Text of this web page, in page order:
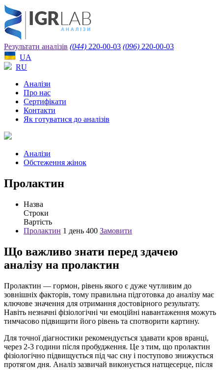
Результати аналізів (044) 220-00-03 (096) 220-00-03
UA
RU
Аналізи
Про нас
Сертифікати
Контакти
Як готуватися до аналізів
Аналізи
Обстеження жінок
Пролактин
Назва
Строки
Вартість
Пролактин 1 день 400 Замовити
Що важливо знати перед здачею
аналізу на пролактин
Пролактин — гормон, рівень якого є дуже чутливим до
зовнішніх факторів, тому правильна підготовка до аналізу має
ключове значення для отримання достовірного результату.
Навіть незначні фізіологічні чи емоційні навантаження можуть
тимчасово підвищити його рівень та спотворити картину.
Для точної діагностики рекомендується здавати кров вранці,
через 2-3 години після пробудження. Це з тим, що пролактин
фізіологічно підвищується під час сну і поступово знижується
протягом дня. Аналіз зазвичай виконується натщесерце, після